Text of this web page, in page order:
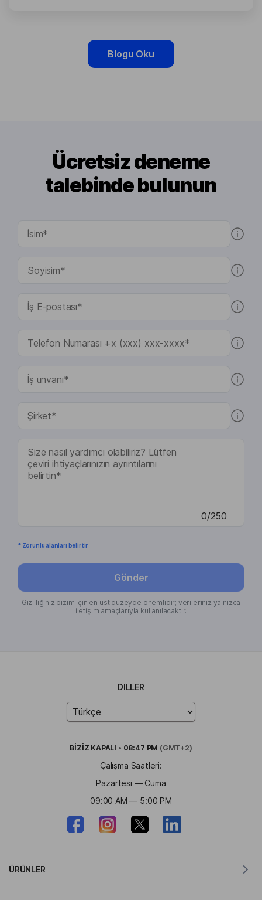
Blogu Oku
Ücretsiz deneme
talebinde bulunun
0/250
* Zorunlu alanları belirtir
Gönder
Gizliliğiniz bizim için en üst düzeyde önemlidir; verileriniz yalnızca
iletişim amaçlarıyla kullanılacaktır.
DILLER
BİZİZ KAPALI • 08:47 PM (GMT+2)
Çalışma Saatleri:
Pazartesi — Cuma
09:00 AM — 5:00 PM
ÜRÜNLER